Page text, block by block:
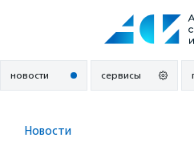
новости сервисы
Новости